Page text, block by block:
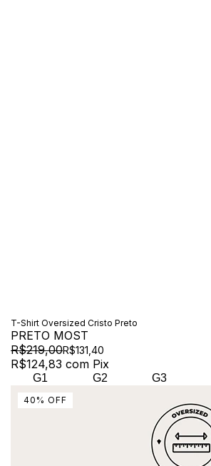
T-Shirt Oversized Cristo Preto
PRETO MOST
R$219,00R$131,40
R$124,83 com Pix
G1 G2 G3
40 % OFF